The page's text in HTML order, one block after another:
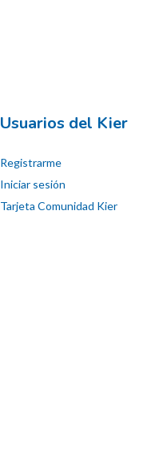
Usuarios del Kier
Registrarme
Iniciar sesión
Tarjeta Comunidad Kier